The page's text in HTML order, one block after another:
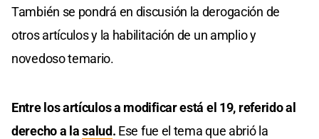
También se pondrá en discusión la derogación de
otros artículos y la habilitación de un amplio y
novedoso temario.
Entre los artículos a modificar está el 19, referido al
derecho a lasalud. Ese fue el tema que abrió la